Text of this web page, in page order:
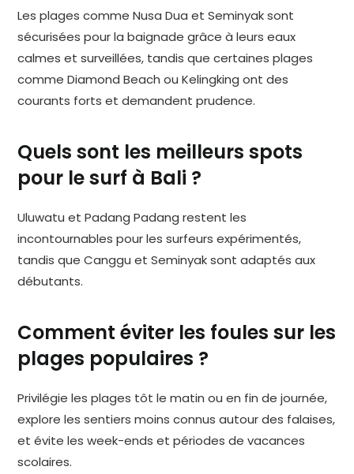
Les plages comme Nusa Dua et Seminyak sont
sécurisées pour la baignade grâce à leurs eaux
calmes et surveillées, tandis que certaines plages
comme Diamond Beach ou Kelingking ont des
courants forts et demandent prudence.
Quels sont les meilleurs spots
pour le surf à Bali ?
Uluwatu et Padang Padang restent les
incontournables pour les surfeurs expérimentés,
tandis que Canggu et Seminyak sont adaptés aux
débutants.
Comment éviter les foules sur les
plages populaires ?
Privilégie les plages tôt le matin ou en fin de journée,
explore les sentiers moins connus autour des falaises,
et évite les week-ends et périodes de vacances
scolaires.